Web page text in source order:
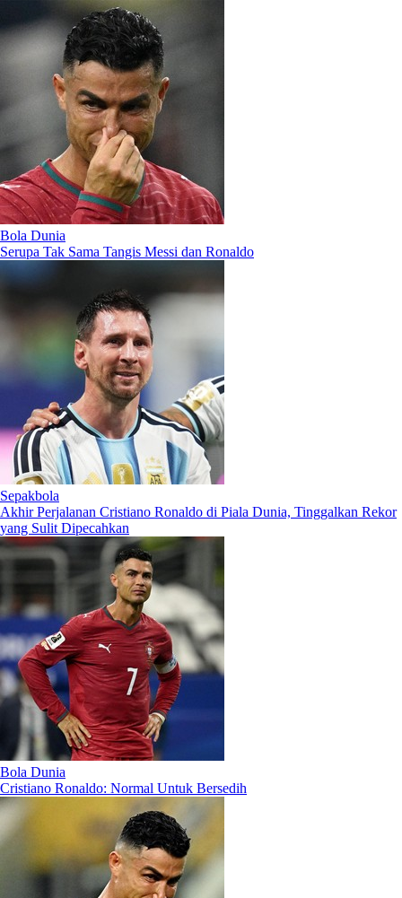
Bola Dunia
Serupa Tak Sama Tangis Messi dan Ronaldo
Sepakbola
Akhir Perjalanan Cristiano Ronaldo di Piala Dunia, Tinggalkan Rekor
yang Sulit Dipecahkan
Bola Dunia
Cristiano Ronaldo: Normal Untuk Bersedih